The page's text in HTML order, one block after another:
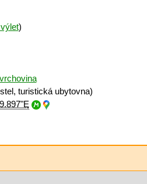
)
turistická ubytovna)